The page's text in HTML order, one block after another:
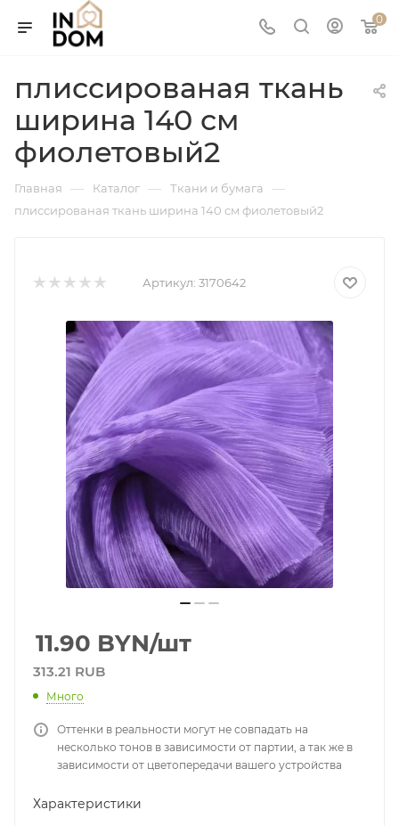
0
плиссированая ткань
ширина 140 см
фиолетовый2
Главная — Каталог — Ткани и бумага —
плиссированая ткань ширина 140 см фиолетовый2
Артикул: 3170642
11.90 BYN/шт
313.21 RUB
Много
Оттенки в реальности могут не совпадать на
несколько тонов в зависимости от партии, а так же в
зависимости от цветопередачи вашего устройства
Характеристики